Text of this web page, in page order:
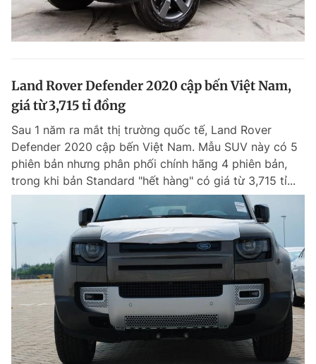
Land Rover Defender 2020 cập bến Việt Nam,
giá từ 3,715 tỉ đồng
Sau 1 năm ra mắt thị trường quốc tế, Land Rover
Defender 2020 cập bến Việt Nam. Mẫu SUV này có 5
phiên bản nhưng phân phối chính hãng 4 phiên bản,
trong khi bản Standard "hết hàng" có giá từ 3,715 tỉ...